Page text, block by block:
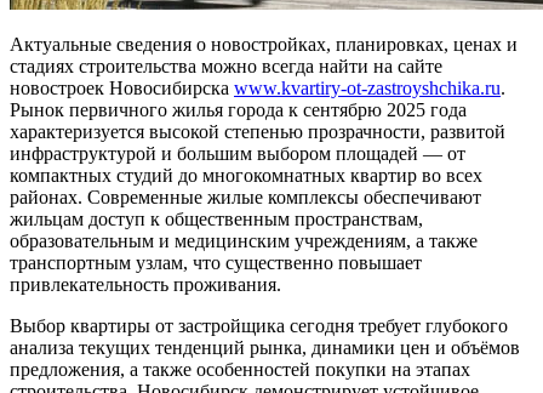
Актуальные сведения о новостройках, планировках, ценах и
стадиях строительства можно всегда найти на сайте
новостроек Новосибирска www.kvartiry-ot-zastroyshchika.ru.
Рынок первичного жилья города к сентябрю 2025 года
характеризуется высокой степенью прозрачности, развитой
инфраструктурой и большим выбором площадей — от
компактных студий до многокомнатных квартир во всех
районах. Современные жилые комплексы обеспечивают
жильцам доступ к общественным пространствам,
образовательным и медицинским учреждениям, а также
транспортным узлам, что существенно повышает
привлекательность проживания.
Выбор квартиры от застройщика сегодня требует глубокого
анализа текущих тенденций рынка, динамики цен и объёмов
предложения, а также особенностей покупки на этапах